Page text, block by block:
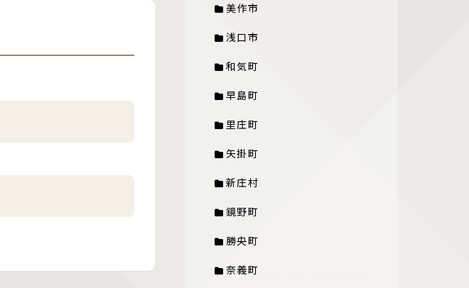
美作市
浅口市
和気町
早島町
里庄町
矢掛町
新庄村
鏡野町
勝央町
奈義町